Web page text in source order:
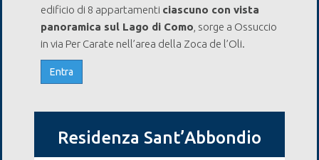
edificio di 8 appartamenti ciascuno con vista
panoramica sul Lago di Como , sorge a Ossuccio
in via Per Carate nell’area della Zoca de l’Oli.
Entra
Residenza Sant’Abbondio